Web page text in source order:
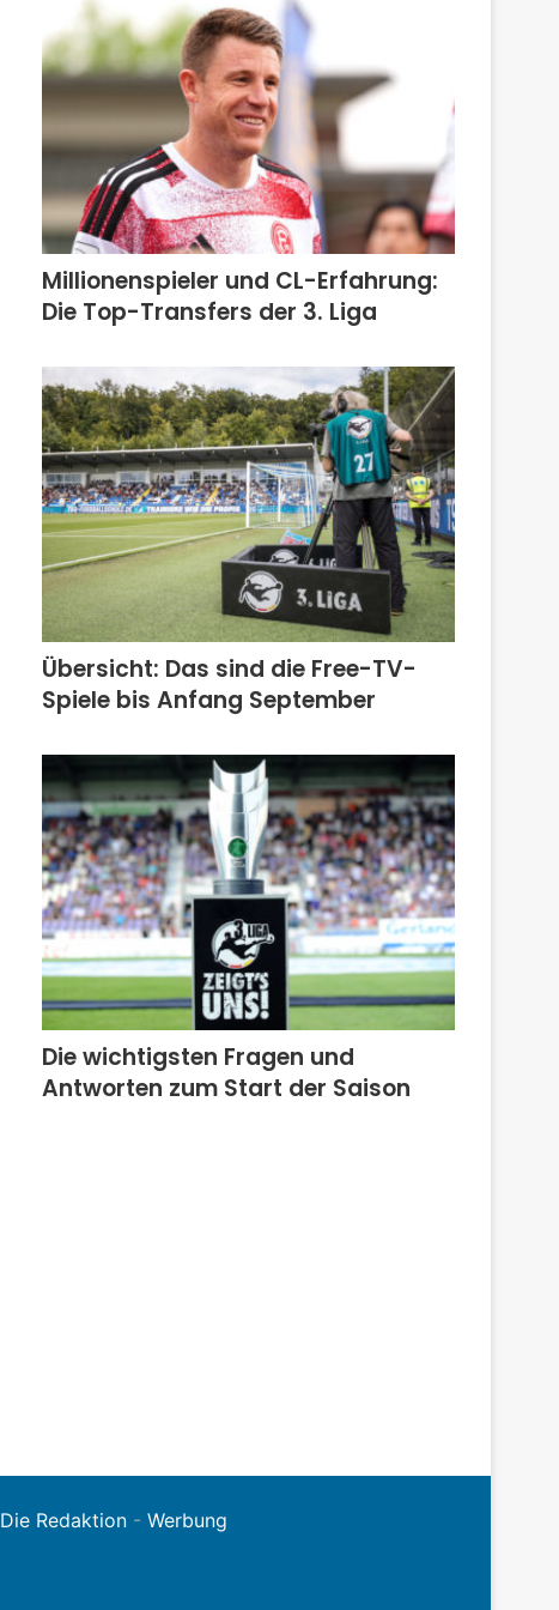
Millionenspieler und CL-Erfahrung:
Die Top-Transfers der 3. Liga
Übersicht: Das sind die Free-TV-
Spiele bis Anfang September
Die wichtigsten Fragen und
Antworten zum Start der Saison
Die Redaktion- Werbung